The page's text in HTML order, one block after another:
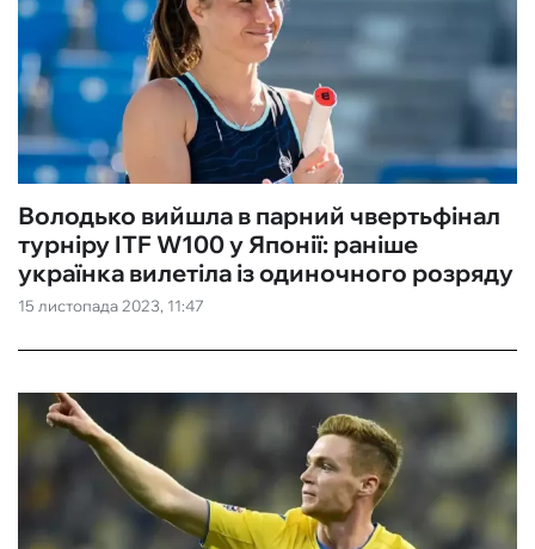
15 листопада 2023, 11:47
Володько вийшла в парний чвертьфінал
турніру ITF W100 у Японії: раніше
українка вилетіла із одиночного розряду